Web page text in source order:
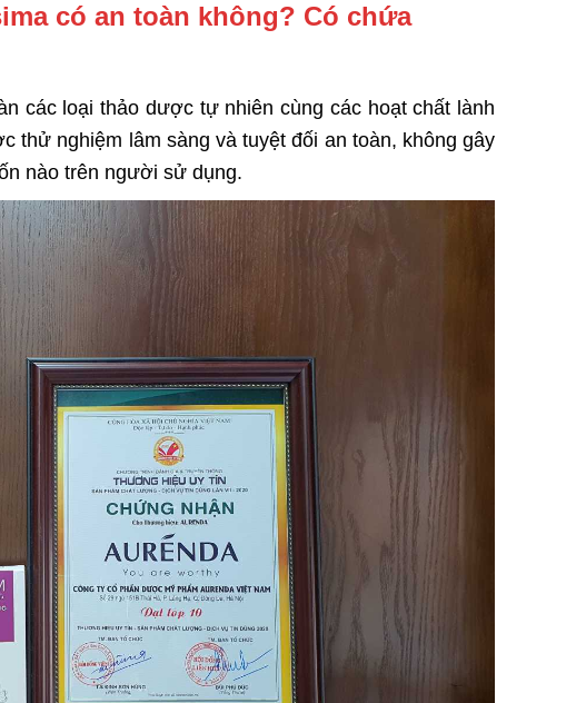
có an toàn không? Có chứa
các loại thảo dược tự nhiên cùng các hoạt chất lành
thử nghiệm lâm sàng và tuyệt đối an toàn, không gây
nào trên người sử dụng.